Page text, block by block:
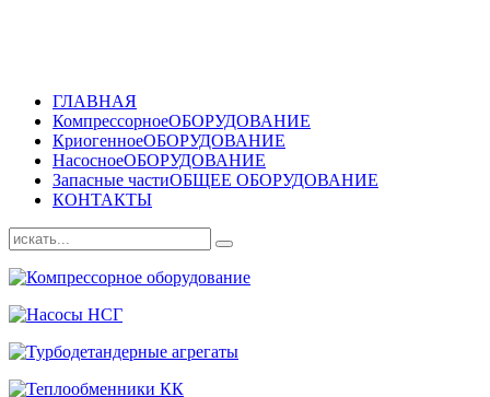
ГЛАВНАЯ
КомпрессорноеОБОРУДОВАНИЕ
КриогенноеОБОРУДОВАНИЕ
НасосноеОБОРУДОВАНИЕ
Запасные частиОБЩЕЕ ОБОРУДОВАНИЕ
КОНТАКТЫ